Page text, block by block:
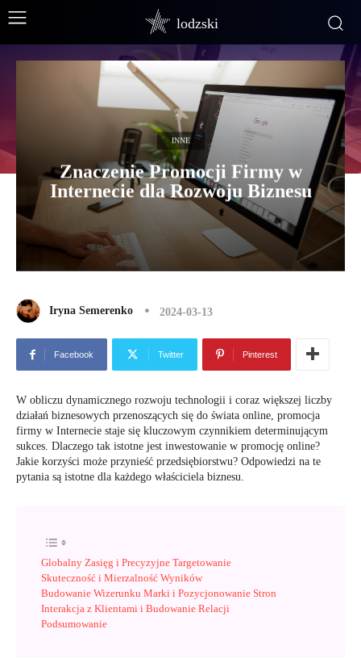
lodzski
INNE
Znaczenie Promocji Firmy w
Internecie dla Rozwoju Biznesu
Iryna Semerenko 2024-03-13
Facebook Twitter Pinterest
W obliczu dynamicznego rozwoju technologii i coraz większej liczby
działań biznesowych przenoszących się do świata online, promocja
firmy w Internecie staje się kluczowym czynnikiem determinującym
sukces. Dlaczego tak istotne jest inwestowanie w promocję online?
Jakie korzyści może przynieść przedsiębiorstwu? Odpowiedzi na te
pytania są istotne dla każdego właściciela biznesu.
Globalny Zasięg i Precyzyjne Targetowanie
Skuteczność i Mierzalność Wyników
Budowanie Wizerunku Marki i Pozycjonowanie Stron
Interakcja z Klientami i Budowanie Relacji
Podsumowanie